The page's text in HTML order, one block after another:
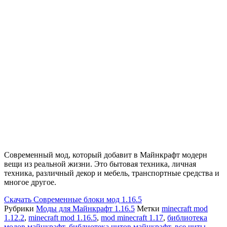
Современный мод, который добавит в Майнкрафт модерн
вещи из реальной жизни. Это бытовая техника, личная
техника, различный декор и мебель, транспортные средства и
многое другое.
Скачать Современные блоки мод 1.16.5
Рубрики Моды для Майнкрафт 1.16.5 Метки minecraft mod
1.12.2, minecraft mod 1.16.5, mod minecraft 1.17, библиотека